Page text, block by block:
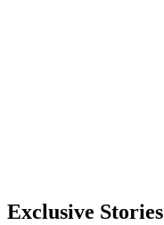
Exclusive Stories